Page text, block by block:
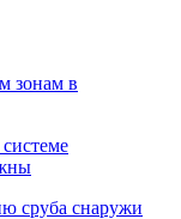
зонам в
сруба снаружи